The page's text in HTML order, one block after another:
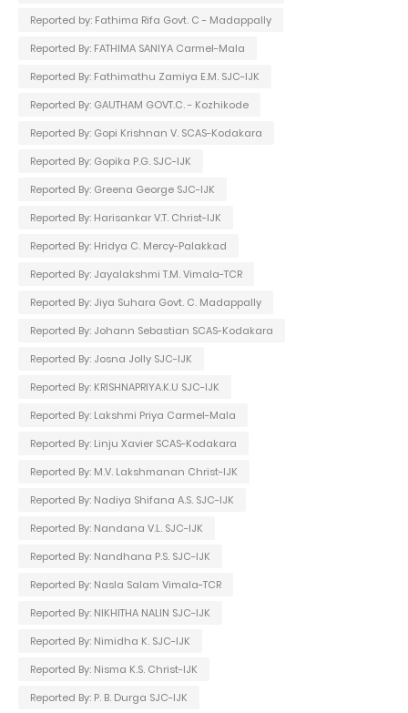
Reported by: Fathima Rifa Govt. C - Madappally
Reported By: FATHIMA SANIYA Carmel-Mala
Reported By: Fathimathu Zamiya E.M. SJC-IJK
Reported By: GAUTHAM GOVT.C. - Kozhikode
Reported By: Gopi Krishnan V. SCAS-Kodakara
Reported By: Gopika P.G. SJC-IJK
Reported By: Greena George SJC-IJK
Reported By: Harisankar V.T. Christ-IJK
Reported By: Hridya C. Mercy-Palakkad
Reported By: Jayalakshmi T.M. Vimala-TCR
Reported By: Jiya Suhara Govt. C. Madappally
Reported By: Johann Sebastian SCAS-Kodakara
Reported By: Josna Jolly SJC-IJK
Reported By: KRISHNAPRIYA.K.U SJC-IJK
Reported By: Lakshmi Priya Carmel-Mala
Reported By: Linju Xavier SCAS-Kodakara
Reported By: M.V. Lakshmanan Christ-IJK
Reported By: Nadiya Shifana A.S. SJC-IJK
Reported By: Nandana V.L. SJC-IJK
Reported By: Nandhana P.S. SJC-IJK
Reported By: Nasla Salam Vimala-TCR
Reported By: NIKHITHA NALIN SJC-IJK
Reported By: Nimidha K. SJC-IJK
Reported By: Nisma K.S. Christ-IJK
Reported By: P. B. Durga SJC-IJK